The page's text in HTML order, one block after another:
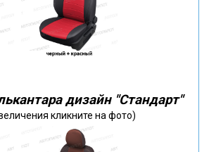
дизайн "Стандарт"
кликните на фото)